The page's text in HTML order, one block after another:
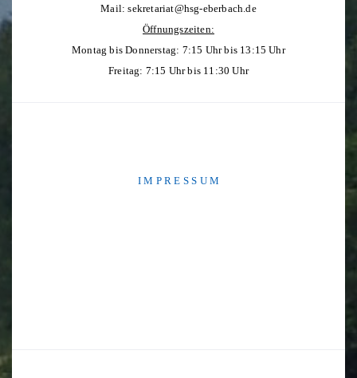
Mail:sekretariat@hsg-eberbach.de
Öffnungszeiten:
Montag bis Donnerstag: 7:15 Uhr bis 13:15 Uhr
Freitag: 7:15 Uhr bis 11:30 Uhr
I M P R E S S U M